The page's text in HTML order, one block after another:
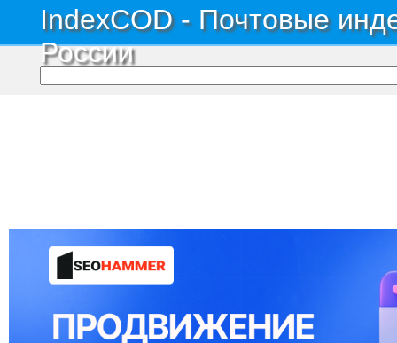
IndexCOD - Почтовые
России